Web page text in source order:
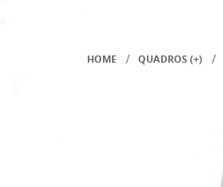
HOME QUADROS (+)